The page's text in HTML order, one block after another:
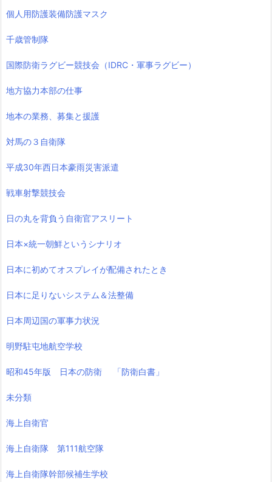
個人用防護装備防護マスク
千歳管制隊
国際防衛ラグビー競技会（IDRC・軍事ラグビー）
地方協力本部の仕事
地本の業務、募集と援護
対馬の３自衛隊
平成30年西日本豪雨災害派遣
戦車射撃競技会
日の丸を背負う自衛官アスリート
日本×統一朝鮮というシナリオ
日本に初めてオスプレイが配備されたとき
日本に足りないシステム＆法整備
日本周辺国の軍事力状況
明野駐屯地航空学校
昭和45年版 日本の防衛 「防衛白書」
未分類
海上自衛官
海上自衛隊 第111航空隊
海上自衛隊幹部候補生学校